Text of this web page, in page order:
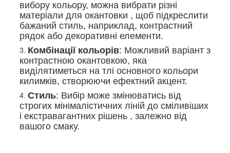
вибору кольору, можна вибрати різні
матеріали для окантовки , щоб підкреслити
бажаний стиль, наприклад, контрастний
рядок або декоративні елементи.
Комбінації кольорів: Можливий варіант з
контрастною окантовкою, яка
виділятиметься на тлі основного кольори
килимків, створюючи ефектний акцент.
Стиль: Вибір може змінюватись від
строгих мінімалістичних ліній до сміливіших
і екстравагантних рішень , залежно від
вашого смаку.